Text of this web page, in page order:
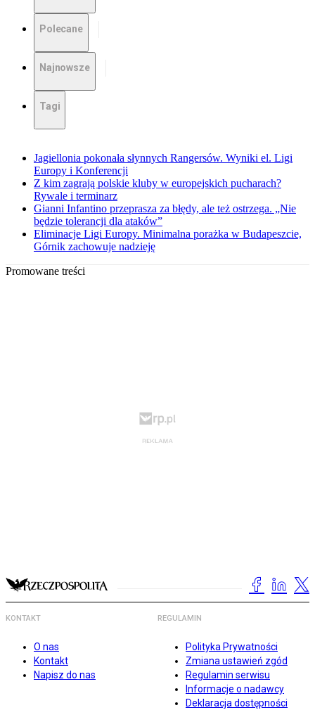
Polecane
Najnowsze
Tagi
Jagiellonia pokonała słynnych Rangersów. Wyniki el. Ligi
Europy i Konferencji
Z kim zagrają polskie kluby w europejskich pucharach?
Rywale i terminarz
Gianni Infantino przeprasza za błędy, ale też ostrzega. „Nie
będzie tolerancji dla ataków”
Eliminacje Ligi Europy. Minimalna porażka w Budapeszcie,
Górnik zachowuje nadzieję
Promowane treści
KONTAKT
O nas
Kontakt
Napisz do nas
REGULAMIN
Polityka Prywatności
Zmiana ustawień zgód
Regulamin serwisu
Informacje o nadawcy
Deklaracja dostępności